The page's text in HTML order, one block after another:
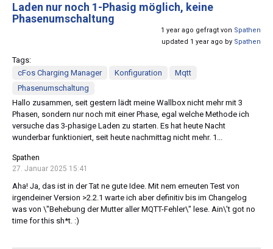
Laden nur noch 1-Phasig möglich, keine
Phasenumschaltung
1 year ago gefragt von Spathen
updated 1 year ago by Spathen
Tags:
cFos Charging Manager
Konfiguration
Mqtt
Phasenumschaltung
Hallo zusammen, seit gestern lädt meine Wallbox nicht mehr mit 3
Phasen, sondern nur noch mit einer Phase, egal welche Methode ich
versuche das 3-phasige Laden zu starten. Es hat heute Nacht
wunderbar funktioniert, seit heute nachmittag nicht mehr. 1...
Spathen
27. Januar 2025 15:41
Aha! Ja, das ist in der Tat ne gute Idee. Mit nem erneuten Test von
irgendeiner Version >2.2.1 warte ich aber definitiv bis im Changelog
was von \"Behebung der Mutter aller MQTT-Fehler\" lese. Ain\'t got no
time for this sh*t. :)